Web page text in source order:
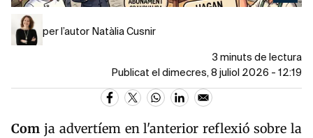
per l’autor Natàlia Cusnir
3 minuts de lectura
Publicat el dimecres, 8 juliol 2026 - 12:19
Com ja advertíem en l'anterior reflexió sobre la